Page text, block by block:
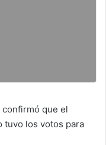
confirmó que el
tuvo los votos para